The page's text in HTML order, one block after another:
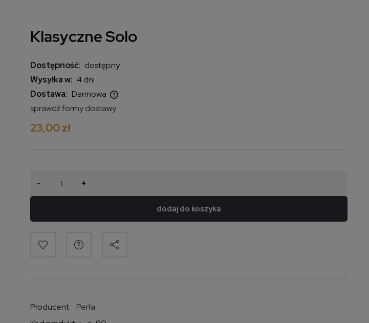
Klasyczne Solo
Dostępność: dostępny
Wysyłka w: 4 dni
Dostawa: Darmowa
kosztów płatności
sprawdź formy dostawy
23,00 zł
- +
dodaj do koszyka
Producent:
Perła